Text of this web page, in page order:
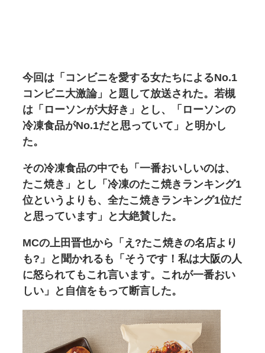
今回は「コンビニを愛する女たちによるNo.1
コンビニ大激論」と題して放送された。若槻
は「ローソンが大好き」とし、「ローソンの
冷凍食品がNo.1だと思っていて」と明かし
た。
その冷凍食品の中でも「一番おいしいのは、
たこ焼き」とし「冷凍のたこ焼きランキング1
位というよりも、全たこ焼きランキング1位だ
と思っています」と大絶賛した。
MCの上田晋也から「え?たこ焼きの名店より
も?」と聞かれるも「そうです！私は大阪の人
に怒られてもこれ言います。これが一番おい
しい」と自信をもって断言した。